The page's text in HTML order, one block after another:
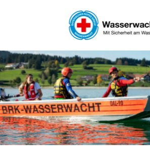
Skip to main content